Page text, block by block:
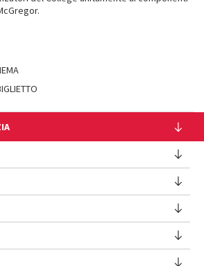
Buttafuoco
/ La squadra di Koyo Kouoh
(procedura)